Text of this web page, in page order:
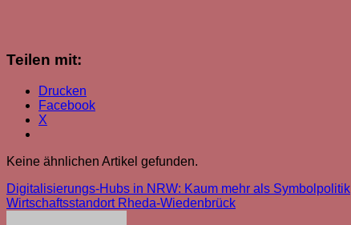
Teilen mit:
Drucken
Facebook
X
Keine ähnlichen Artikel gefunden.
Beitragsnavigation
Digitalisierungs-Hubs in NRW: Kaum mehr als Symbolpolitik
Wirtschaftsstandort Rheda-Wiedenbrück